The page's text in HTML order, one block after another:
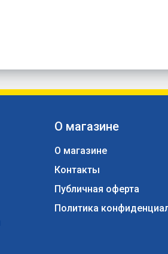
О магазине
О магазине
Контакты
Публичная оферта
Политика